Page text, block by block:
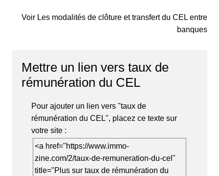
Voir Les modalités de clôture et transfert du CEL entre
banques
Mettre un lien vers taux de
rémunération du CEL
Pour ajouter un lien vers "taux de
rémunération du CEL", placez ce texte sur
votre site :
<a href="https://www.immo-
zine.com/2/taux-de-remuneration-du-cel"
title="Plus sur taux de rémunération du